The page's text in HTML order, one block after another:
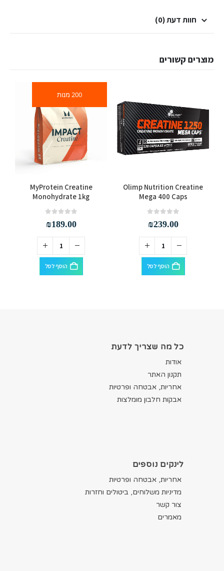
חוות דעת (0)
מוצרים קשורים
Olimp Nutrition Creatine
Mega 400 Caps
₪239.00
הוסף לסל
200 מנות
MyProtein Creatine
Monohydrate 1kg
₪189.00
הוסף לסל
כל מה שצריך לדעת
אודות
תקנון האתר
אחריות, אבטחה ופרטיות
אבקות חלבון מומלצות
לינקים נוספים
אחריות, אבטחה ופרטיות
מדיניות משלוחים, ביטולים וחזרות
צור קשר
מאמרים